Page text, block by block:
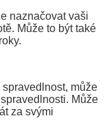
naznačovat vaši
Může to být také
může
Může
za svými